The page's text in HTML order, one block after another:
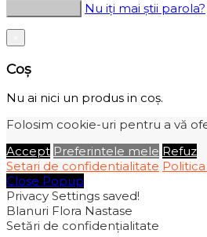
Nu iți mai știi parola?
Coș
Nu ai nici un produs in coș.
Folosim cookie-uri pentru a vă
Accept Preferintele mele Refuz
Setari de confidentialitate
Close Popup
Privacy Settings saved!
Blanuri Flora Nastase
Setări de confidențialitate